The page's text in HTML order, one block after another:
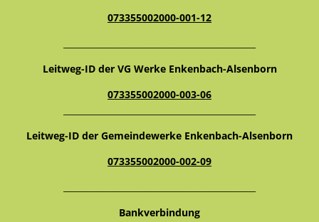
073355002000-001-12
Leitweg-ID der VG Werke Enkenbach-Alsenborn
073355002000-003-06
Leitweg-ID der Gemeindewerke Enkenbach-Alsenborn
073355002000-002-09
Bankverbindung